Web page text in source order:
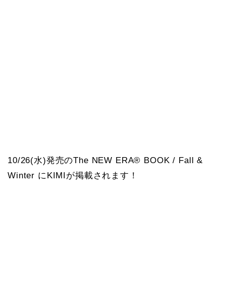
10/26(水)発売のThe NEW ERA® BOOK / Fall &
Winter にKIMIが掲載されます！